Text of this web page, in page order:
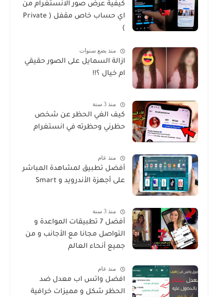
كيفية عرض صور الانستغرام من
اي حساب خاص مقفل ( Private
)
منذ بضع سنوات
ازالة السمايل على الصور حقيقي
ام خيال ؟!!
منذ 3 سنة
كيف الغي الحظر عن شخص
حظرني وحظرته في انستغرام
منذ عام
أفضل تطبيق لمشاهدة المباشر
على أجهزة الأندرويد و Smart
منذ 3 سنة
أفضل 7 تطبيقات المواعدة و
التواصل مجانا مع الأجانب و من
جميع أنحاء العالم
منذ عام
افضل واتس اب معدل ضد
الحظر شكل و مميزات خرافية